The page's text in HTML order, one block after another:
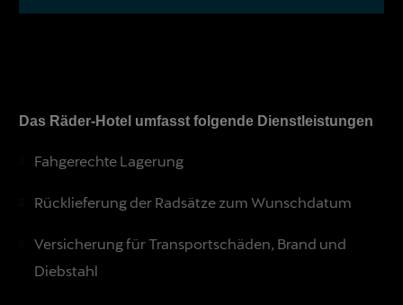
Das Räder-Hotel umfasst folgende Dienstleistungen
Fahgerechte Lagerung
Rücklieferung der Radsätze zum Wunschdatum
Versicherung für Transportschäden, Brand und
Diebstahl